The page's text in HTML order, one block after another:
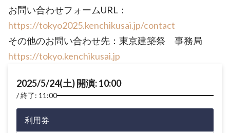
お問い合わせフォームURL：
https://tokyo2025.kenchikusai.jp/contact
その他のお問い合わせ先：東京建築祭 事務局
https://tokyo.kenchikusai.jp
2025/5/24(土) 開演: 10:00
終了: 11:00
利用券